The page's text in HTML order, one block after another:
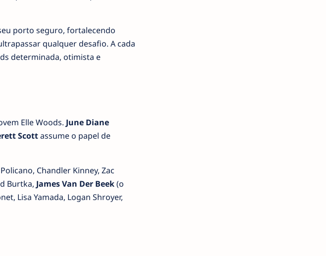
porto seguro, fortalecendo
qualquer desafio. A cada
determinada, otimista e
Elle Woods. June Diane
Scottassume o papel de
Chandler Kinney, Zac
Burtka, James Van Der Beek(o
Lisa Yamada, Logan Shroyer,